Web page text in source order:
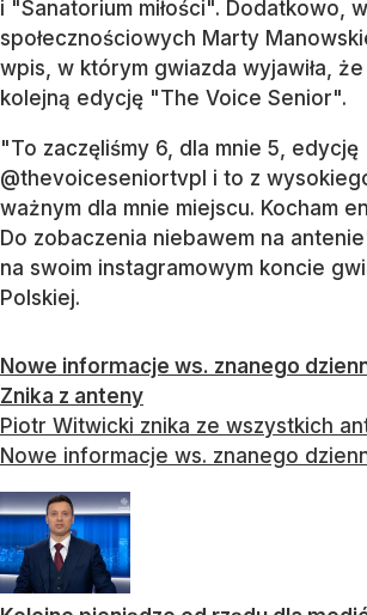
i "Sanatorium miłości". Dodatkowo,
społecznościowych Marty
wpis, w którym gwiazda wyjawiła,
kolejną edycję "The Voice Senior".
"To zaczęliśmy 6, dla mnie 5, edycję
@thevoiceseniortvpI i to z
ważnym dla mnie miejscu. Kocham
Do zobaczenia niebawem na
na swoim instagramowym koncie
Polskiej.
Nowe informacje ws. znanego
Znika z anteny
Piotr Witwicki znika ze wszystkich
Nowe informacje ws. znanego